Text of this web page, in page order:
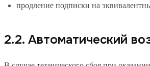
продление подписки на
2.2. Автоматический